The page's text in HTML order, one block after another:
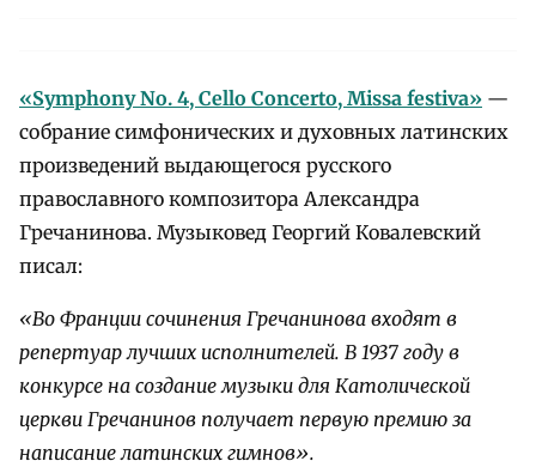
«Symphony No. 4, Cello Concerto, Missa festiva» —
собрание симфонических и духовных латинских
произведений выдающегося русского
православного композитора Александра
Гречанинова. Музыковед Георгий Ковалевский
писал:
«Во Франции сочинения Гречанинова входят в
репертуар лучших исполнителей. В 1937 году в
конкурсе на создание музыки для Католической
церкви Гречанинов получает первую премию за
написание латинских гимнов».